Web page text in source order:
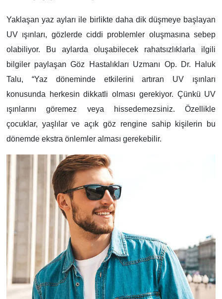
Yaklaşan yaz ayları ile birlikte daha dik düşmeye başlayan
UV ışınları, gözlerde ciddi problemler oluşmasına sebep
olabiliyor. Bu aylarda oluşabilecek rahatsızlıklarla ilgili
bilgiler paylaşan Göz Hastalıkları Uzmanı Op. Dr. Haluk
Talu, “Yaz döneminde etkilerini artıran UV ışınları
konusunda herkesin dikkatli olması gerekiyor. Çünkü UV
ışınlarını göremez veya hissedemezsiniz. Özellikle
çocuklar, yaşlılar ve açık göz rengine sahip kişilerin bu
dönemde ekstra önlemler alması gerekebilir.